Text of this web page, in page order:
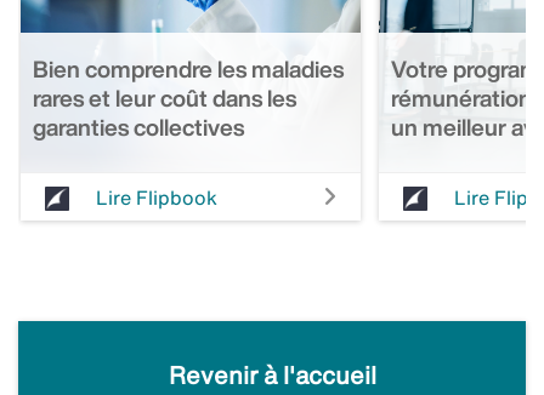
Bien comprendre les maladies
rares et leur coût dans les
garanties collectives
Lire Flipbook
Votre
rémunération
un meilleur
Lire
Revenir à l'accueil